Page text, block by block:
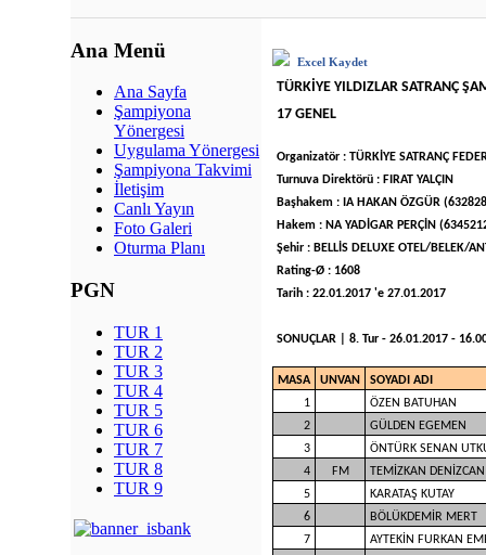
Ana Menü
Ana Sayfa
Şampiyona
Yönergesi
Uygulama Yönergesi
Şampiyona Takvimi
İletişim
Canlı Yayın
Foto Galeri
Oturma Planı
PGN
TUR 1
TUR 2
TUR 3
TUR 4
TUR 5
TUR 6
TUR 7
TUR 8
TUR 9
Excel Kaydet
TÜRKİYE YILDIZLAR SATRANÇ
17 GENEL
Organizatör : TÜRKİYE SATRANÇ
Turnuva Direktörü : FIRAT YALÇIN
Başhakem : IA HAKAN ÖZGÜR
Hakem : NA YADİGAR PERÇİN
Şehir : BELLİS DELUXE OTEL/BELEK/
Rating-Ø : 1608
Tarih : 22.01.2017 'e 27.01.2017
SONUÇLAR | 8. Tur - 26.01.2017 -
MASA UNVAN
SOYADI ADI
1
ÖZEN BATUHAN
2
GÜLDEN EGEMEN
3
ÖNTÜRK SENAN
4
FM
TEMİZKAN DENİZCAN
5
KARATAŞ KUTAY
6
BÖLÜKDEMİR MERT
7
AYTEKİN FURKAN